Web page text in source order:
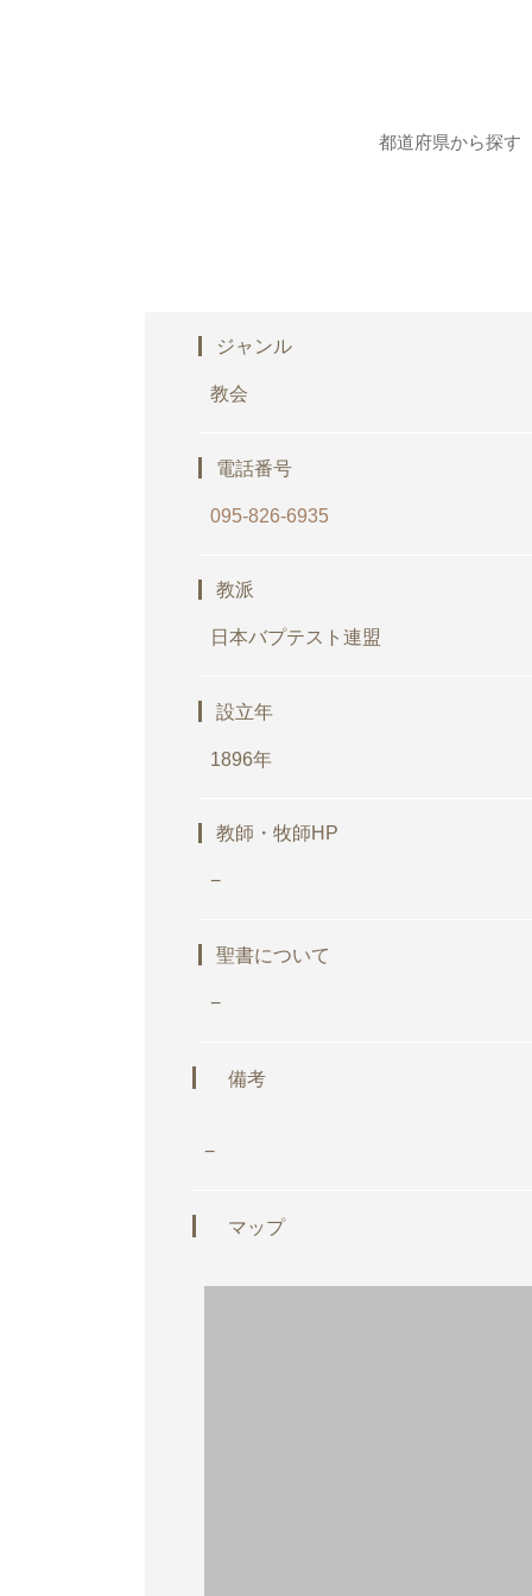
都道府県から探す
ジャンル
教会
電話番号
095-826-6935
教派
日本バプテスト連盟
設立年
1896年
教師・牧師HP
−
聖書について
−
備考
−
マップ